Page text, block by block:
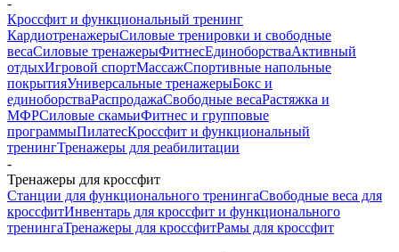
-
Кроссфит и функциональный тренинг
КардиотренажерыСиловые тренировки и свободные
весаСиловые тренажерыФитнесЕдиноборстваАктивный
отдыхИгровой спортМассажСпортивные напольные
покрытияУниверсальные тренажерыБокс и
единоборстваРаспродажаСвободные весаРастяжка и
МФРСиловые скамьиФитнес и групповые
программыПилатесКроссфит и функциональный
тренингТренажеры для реабилитации
-
Тренажеры для кроссфит
Станции для функционального тренингаСвободные веса для
кроссфитИнвентарь для кроссфит и функционального
тренингаТренажеры для кроссфитРамы для кроссфит